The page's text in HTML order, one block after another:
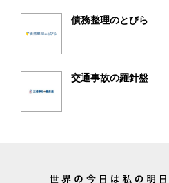
債務整理のとびら
交通事故の羅針盤